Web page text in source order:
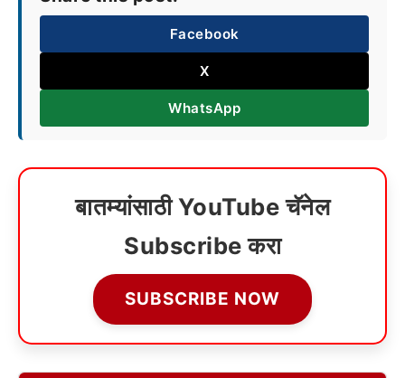
Facebook
X
WhatsApp
बातम्यांसाठी YouTube चॅनेल
Subscribe करा
SUBSCRIBE NOW